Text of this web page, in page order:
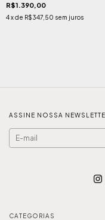
R$1.390,00
4x de R$347,50 sem juros
ASSINE NOSSA
CATEGORIAS